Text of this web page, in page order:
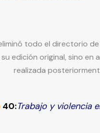
todo el directorio de
edición original, sino en
realizada
40:Trabajo y violencia